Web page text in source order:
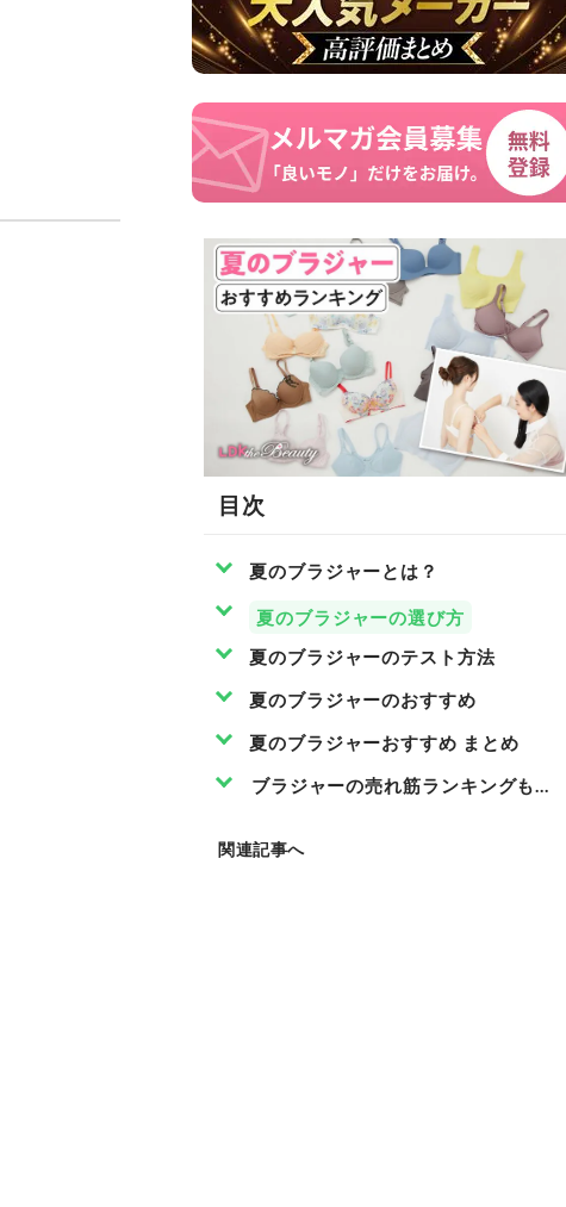
目次
夏のブラジャーとは？
夏のブラジャーの選び方
夏のブラジャーのテスト方法
夏のブラジャーのおすすめ
夏のブラジャーおすすめ まとめ
ブラジャーの売れ筋ランキングもチ
関連記事へ